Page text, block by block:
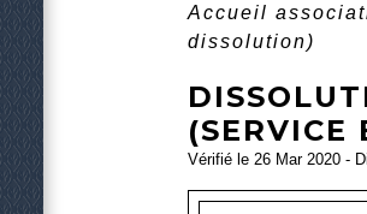
Accueil
dissolution)
(SERVICE
Vérifié le 26 Mar 2020 -